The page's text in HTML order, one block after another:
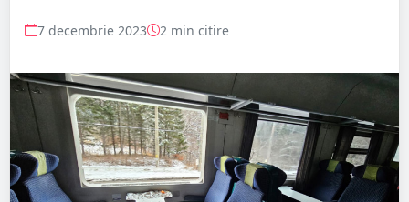
7 decembrie 2023 2 min citire